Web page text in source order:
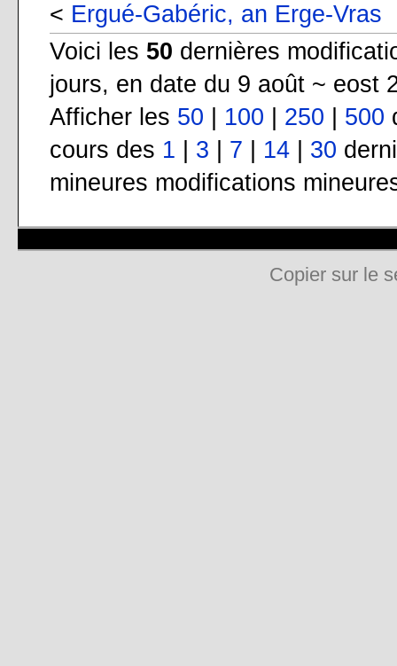
< Ergué-Gabéric, an Erge-Vras
Voici les 50 dernières
jours, en date du 9 août ~ eost
Afficher les 50 100 250 500
cours des 1 3 7 14 30
mineures modifications
Copier sur le